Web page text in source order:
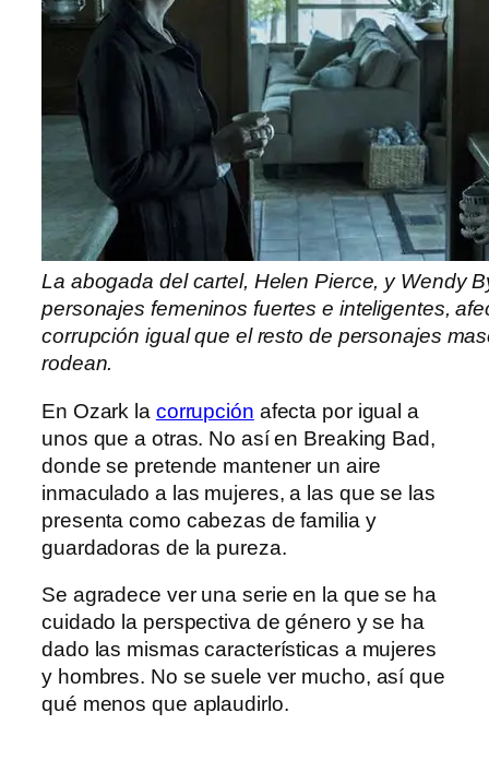
La abogada del cartel, Helen Pierce, y Wendy
personajes femeninos fuertes e inteligentes,
corrupción igual que el resto de personajes
rodean.
En Ozark la corrupción afecta por igual a
unos que a otras. No así en Breaking Bad,
donde se pretende mantener un aire
inmaculado a las mujeres, a las que se las
presenta como cabezas de familia y
guardadoras de la pureza.
Se agradece ver una serie en la que se ha
cuidado la perspectiva de género y se ha
dado las mismas características a mujeres
y hombres. No se suele ver mucho, así que
qué menos que aplaudirlo.